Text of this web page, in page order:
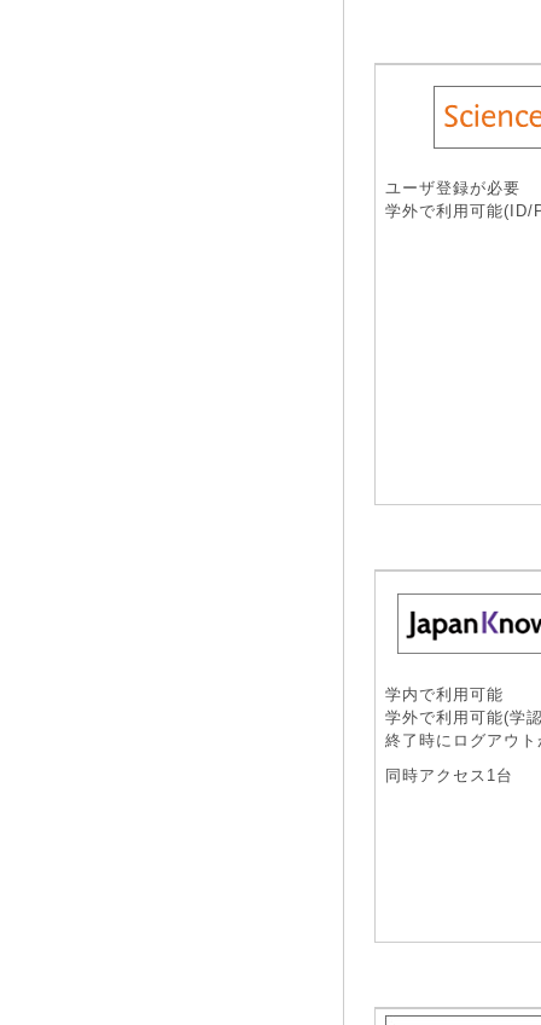
ユーザ登録が必要
学外で利用可能(ID/
学内で利用可能
学外で利用可能(学
終了時にログアウ
同時アクセス1台